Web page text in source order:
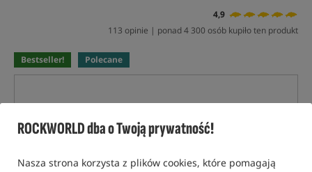
ROCKWORLD dba o Twoją prywatność!
Nasza strona korzysta z plików cookies, które pomagają
4,9
113 opinie | ponad 4 300 osób kupiło ten produkt
Bestseller! Polecane